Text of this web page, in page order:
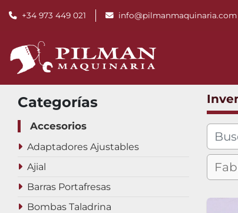
+34 973 449 021 info@pilmanmaquinaria.com
Categorías
Accesorios
Adaptadores Ajustables
Ajial
Barras Portafresas
Bombas Taladrina